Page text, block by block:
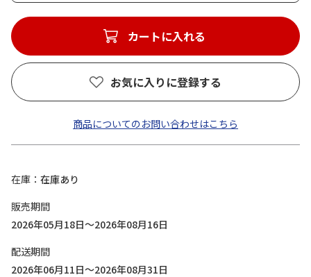
カートに入れる
お気に入りに登録する
商品についてのお問い合わせはこちら
在庫
在庫あり
販売期間
2026年05月18日～2026年08月16日
配送期間
2026年06月11日～2026年08月31日